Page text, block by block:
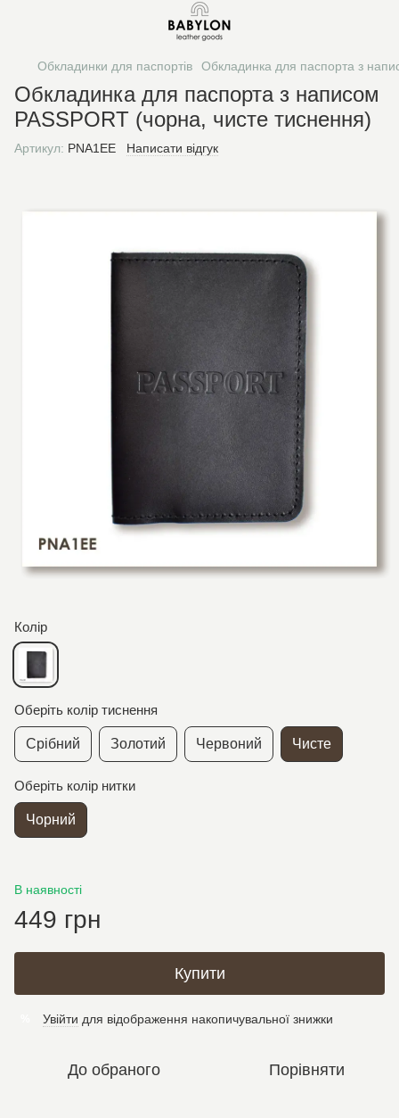
Обкладинки для паспортів Обкладинка для паспорта з
Обкладинка для паспорта з написом
PASSPORT (чорна, чисте тиснення)
Артикул: PNA1EE Написати відгук
Колір
Оберіть колір тиснення
Срібний Золотий Червоний Чисте
Оберіть колір нитки
Чорний
В наявності
449 грн
Купити
Увійти для відображення накопичувальної знижки
До обраного Порівняти